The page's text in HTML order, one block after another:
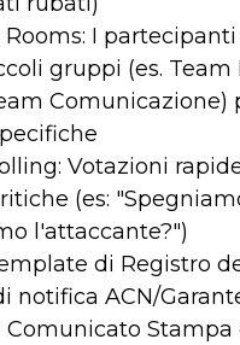
I
gruppi (es. Team
Comunicazione)
Votazioni
(es:
l'attaccante?")
di Registro
notifica ACN/
Comunicato Stampa